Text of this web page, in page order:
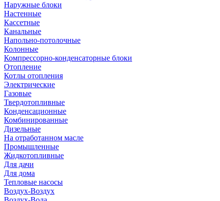
Наружные блоки
Настенные
Кассетные
Канальные
Напольно-потолочные
Колонные
Компрессорно-конденсаторные блоки
Отопление
Котлы отопления
Электрические
Газовые
Твердотопливные
Конденсационные
Комбинированные
Дизельные
На отработанном масле
Промышленные
Жидкотопливные
Для дачи
Для дома
Тепловые насосы
Воздух-Воздух